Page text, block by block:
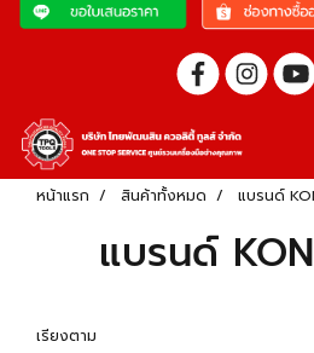
หน้าแรก สินค้าทั้งหมด แบรนด์
แบรนด์
เรียงตาม